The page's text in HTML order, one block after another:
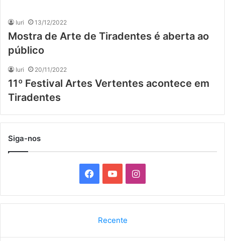
Iuri 13/12/2022
Mostra de Arte de Tiradentes é aberta ao
público
Iuri 20/11/2022
11º Festival Artes Vertentes acontece em
Tiradentes
Siga-nos
a
o
I
n
Recente